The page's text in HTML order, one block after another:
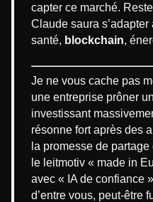
capter ce marché.
Claude saura
santé, blockchain,
Je ne vous cache pas
une entreprise prôner
investissant
résonne fort après des
la promesse de
le leitmotiv « made in
avec « IA de confiance
d’entre vous, peut-être